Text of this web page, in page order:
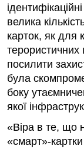
велика
карток, як для
терористичних
посилити
була
боку
якої
«Віра в те, що
«смарт»-